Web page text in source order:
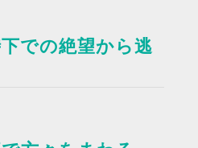
での絶望から逃